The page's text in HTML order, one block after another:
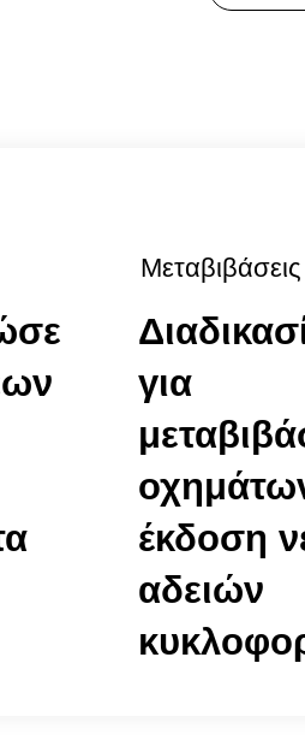
Μεταβιβάσεις
για
έκδοση
αδειών